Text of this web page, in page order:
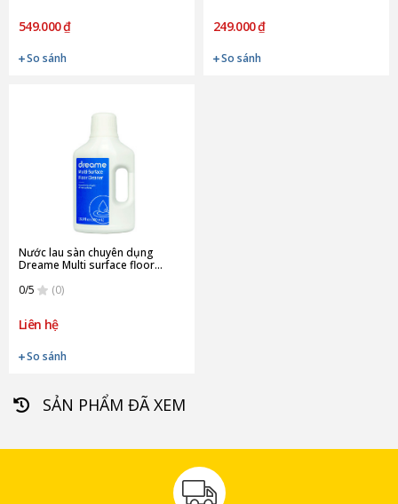
549.000 ₫
So sánh
249.000 ₫
So sánh
Nước lau sàn chuyên dụng
Dreame Multi surface floor
0/5
(0)
Liên hệ
So sánh
SẢN PHẨM ĐÃ XEM